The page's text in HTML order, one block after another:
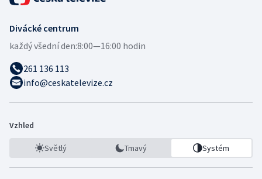
Divácké centrum
každý všední den:8:00—16:00 hodin
261 136 113
info@ceskatelevize.cz
Vzhled
Světlý Tmavý Systém